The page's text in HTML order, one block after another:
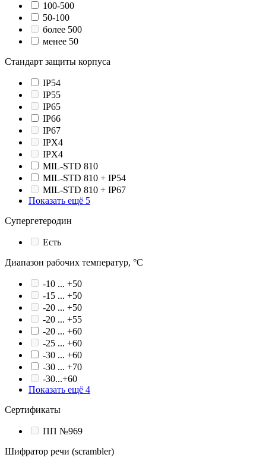
100-500
50-100
более 500
менее 50
Стандарт защиты корпуса
IP54
IP55
IP65
IP66
IP67
IPX4
IPХ4
MIL-STD 810
MIL-STD 810 + IP54
MIL-STD 810 + IP67
Показать ещё 5
Супергетеродин
Есть
Диапазон рабочих температур, °С
-10 ... +50
-15 ... +50
-20 ... +50
-20 ... +55
-20 ... +60
-25 ... +60
-30 ... +60
-30 ... +70
-30...+60
Показать ещё 4
Сертификаты
ПП №969
Шифратор речи (scrambler)